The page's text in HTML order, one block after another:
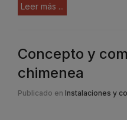
Leer más ...
Concepto y
chimenea
Publicado en Instalaciones y